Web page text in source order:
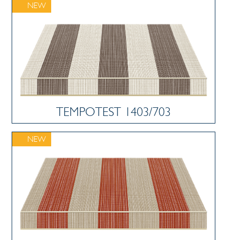
NEW
TEMPOTEST 1403/703
NEW